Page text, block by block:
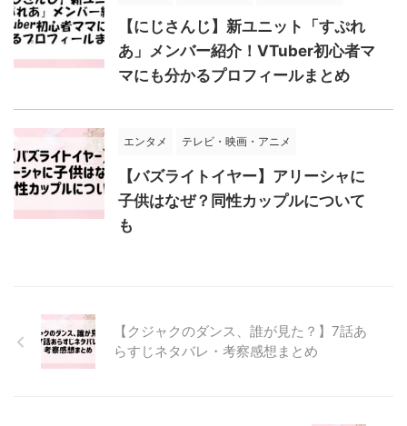
【にじさんじ】新ユニット「すぷれ
あ」メンバー紹介！VTuber初心者マ
マにも分かるプロフィールまとめ
エンタメ テレビ・映画・アニメ
【バズライトイヤー】アリーシャに
子供はなぜ？同性カップルについて
も
【クジャクのダンス、誰が見た？】7話あ
らすじネタバレ・考察感想まとめ